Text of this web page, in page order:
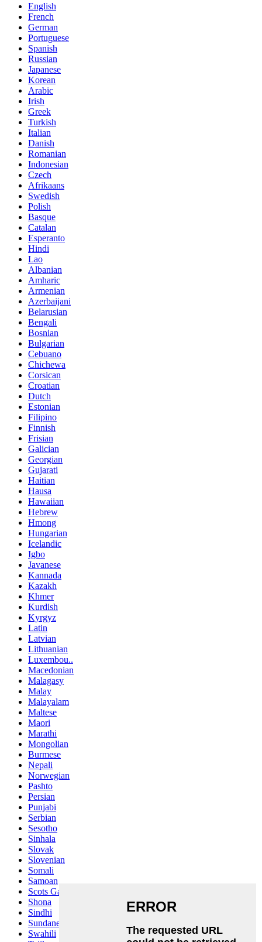
English
French
German
Portuguese
Spanish
Russian
Japanese
Korean
Arabic
Irish
Greek
Turkish
Italian
Danish
Romanian
Indonesian
Czech
Afrikaans
Swedish
Polish
Basque
Catalan
Esperanto
Hindi
Lao
Albanian
Amharic
Armenian
Azerbaijani
Belarusian
Bengali
Bosnian
Bulgarian
Cebuano
Chichewa
Corsican
Croatian
Dutch
Estonian
Filipino
Finnish
Frisian
Galician
Georgian
Gujarati
Haitian
Hausa
Hawaiian
Hebrew
Hmong
Hungarian
Icelandic
Igbo
Javanese
Kannada
Kazakh
Khmer
Kurdish
Kyrgyz
Latin
Latvian
Lithuanian
Luxembou..
Macedonian
Malagasy
Malay
Malayalam
Maltese
Maori
Marathi
Mongolian
Burmese
Nepali
Norwegian
Pashto
Persian
Punjabi
Serbian
Sesotho
Sinhala
Slovak
Slovenian
Somali
Samoan
Scots Gaelic
Shona
Sindhi
Sundanese
Swahili